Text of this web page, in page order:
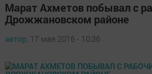
Марат Ахметов побывал с
Дрожжановском районе
автор, 17 мая 2016 - 10:36